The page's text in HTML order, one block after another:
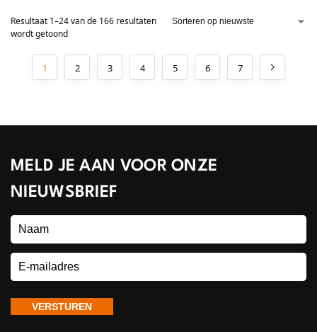
Resultaat 1–24 van de 166 resultaten
wordt getoond
1 2 3 4 5 6 7
MELD JE AAN VOOR ONZE
NIEUWSBRIEF